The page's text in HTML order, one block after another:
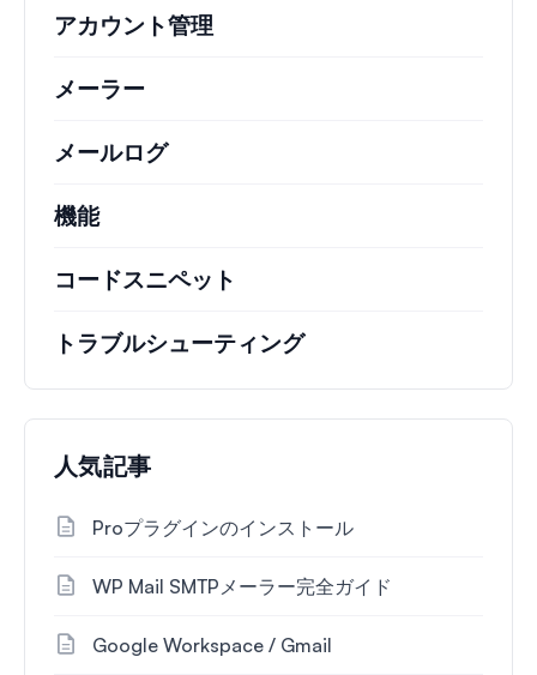
アカウント管理
メーラー
メールログ
機能
コードスニペット
トラブルシューティング
人気記事
Proプラグインのインストール
WP Mail SMTPメーラー完全ガイド
Google Workspace / Gmail